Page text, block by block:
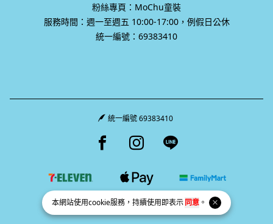
本網站使用cookie服務，持續使用即表示同意 。
粉絲專頁：MoChu童裝
服務時間：週一至週五 10:00-17:00，例假日公休
統一編號：69383410
統一編號 69383410
Facebook page
Instagram page
Line page